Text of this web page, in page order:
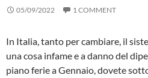
05/09/2022 1 COMMENT
In Italia, tanto per cambiare, il
una cosa infame e a danno del
piano ferie a Gennaio, dovete